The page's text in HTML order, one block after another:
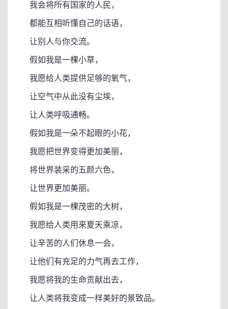
我会将所有国家的人民，
都能互相听懂自己的话语，
让别人与你交流。
假如我是一棵小草，
我愿给人类提供足够的氧气，
让空气中从此没有尘埃，
让人类呼吸通畅。
假如我是一朵不起眼的小花，
我愿把世界变得更加美丽，
将世界装采的五颜六色，
让世界更加美丽。
假如我是一棵茂密的大树，
我愿给人类用来夏天乘凉，
让辛苦的人们休息一会，
让他们有充足的力气再去工作，
我愿将我的生命贡献出去，
让人类将我变成一样美好的景致品。